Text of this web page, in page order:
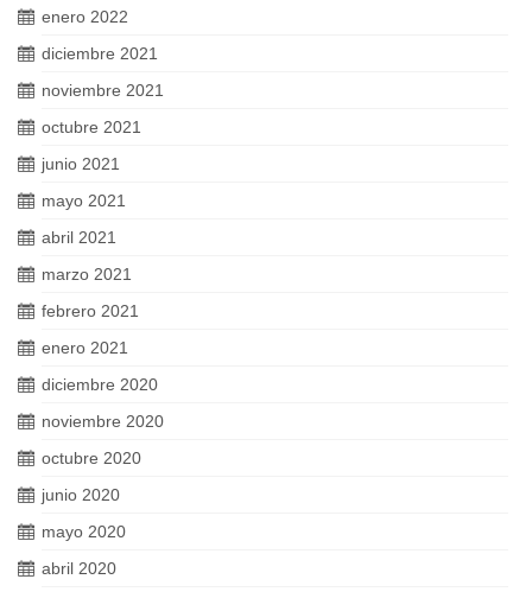
enero 2022
diciembre 2021
noviembre 2021
octubre 2021
junio 2021
mayo 2021
abril 2021
marzo 2021
febrero 2021
enero 2021
diciembre 2020
noviembre 2020
octubre 2020
junio 2020
mayo 2020
abril 2020